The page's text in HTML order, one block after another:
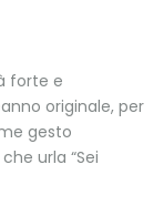
forte e
originale, per
gesto
urla “Sei